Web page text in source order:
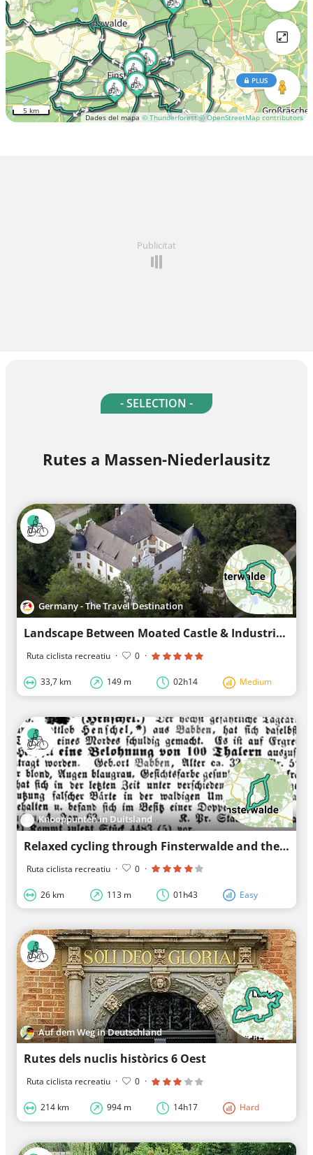
Dades del mapa © Thunderforest © OpenStreetMap contributors
PLUS
5 km
Publicitat
- SELECTION -
Rutes a Massen-Niederlausitz
Germany - The Travel Destination
Landscape Between Moated Castle & Industrial Culture
Ruta ciclista recreatiu · 0 ·
33,7 km 149 m 02h14 Medium
Knooppunten in Duitsland
Relaxed cycling through Finsterwalde and the surrounding area
Ruta ciclista recreatiu · 0 ·
26 km 113 m 01h43 Easy
Auf dem Weg in Deutschland
Rutes dels nuclis històrics 6 Oest
Ruta ciclista recreatiu · 0 ·
214 km 994 m 14h17 Hard